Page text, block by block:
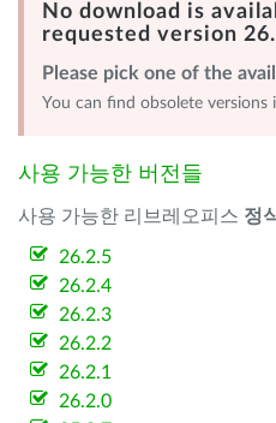
No download is
requested version
Please pick one of the
You can find obsolete versions
사용 가능한 버전들
사용 가능한 리브레오피스 정
26.2.5
26.2.4
26.2.3
26.2.2
26.2.1
26.2.0